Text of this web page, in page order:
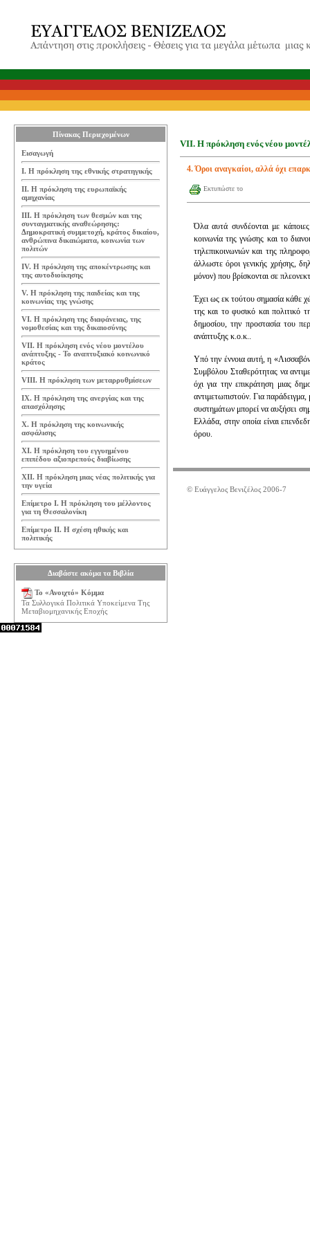
Πίνακας Περιεχομένων
Εισαγωγή
Ι. Η πρόκληση της εθνικής στρατηγικής
ΙΙ. Η πρόκληση της ευρωπαϊκής
αμηχανίας
ΙΙΙ. Η πρόκληση των θεσμών και της
συνταγματικής αναθεώρησης:
Δημοκρατική συμμετοχή, κράτος δικαίου,
ανθρώπινα δικαιώματα, κοινωνία των
πολιτών
IV. Η πρόκληση της αποκέντρωσης και
της αυτοδιοίκησης
V. Η πρόκληση της παιδείας και της
κοινωνίας της γνώσης
VI. Η πρόκληση της διαφάνειας, της
νομοθεσίας και της δικαιοσύνης
VII. Η πρόκληση ενός νέου μοντέλου
ανάπτυξης - Το αναπτυξιακό κοινωνικό
κράτος
VIII. Η πρόκληση των μεταρρυθμίσεων
IX. Η πρόκληση της ανεργίας και της
απασχόλησης
Χ. Η πρόκληση της κοινωνικής
ασφάλισης
ΧΙ. Η πρόκληση του εγγυημένου
επιπέδου αξιοπρεπούς διαβίωσης
ΧΙΙ. Η πρόκληση μιας νέας πολιτικής για
την υγεία
Επίμετρο Ι. Η πρόκληση του μέλλοντος
για τη Θεσσαλονίκη
Επίμετρο ΙΙ. Η σχέση ηθικής και
πολιτικής
Διαβάστε ακόμα τα Βιβλία
Το «Ανοιχτό» Κόμμα
Τα Συλλογικά Πολιτικά Υποκείμενα Της
Μεταβιομηχανικής Εποχής
VII. Η πρόκληση ενός νέου
4. Όροι αναγκαίοι, αλλά όχι
Εκτυπώστε το
Όλα αυτά συνδέονται με
κοινωνία της γνώσης και το
τηλεπικοινωνιών και της
άλλωστε όροι γενικής χρήσης,
μόνον) που βρίσκονται σε
Έχει ως εκ τούτου σημασία κάθε
της και το φυσικό και πολιτικό
δημοσίου, την προστασία του
ανάπτυξης κ.ο.κ..
Υπό την έννοια αυτή, η
Συμβόλου Σταθερότητας να
όχι για την επικράτηση μιας
αντιμετωπιστούν. Για
συστημάτων μπορεί να αυξήσει
Ελλάδα, στην οποία είναι
όρου.
© Ευάγγελος Βενιζέλος 2006-7